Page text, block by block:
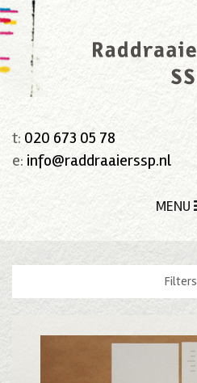
t: 020 673 05 78
e: info@raddraaierssp.nl
MENU
Filters